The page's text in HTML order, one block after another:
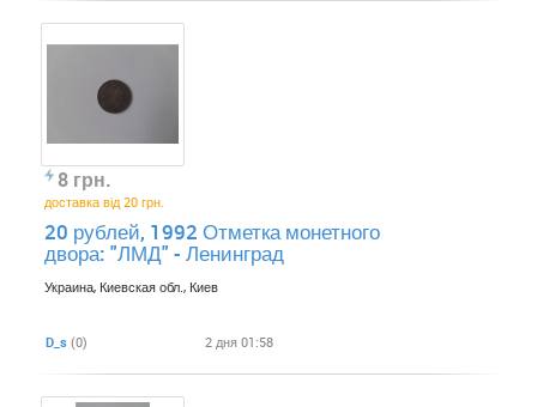
8 грн.
доставка від 20 грн.
20 рублей, 1992 Отметка монетного
двора: "ЛМД" - Ленинград
Украина, Киевская обл., Киев
D_s (0) 2 дня 01:58